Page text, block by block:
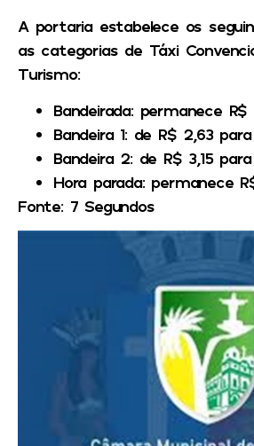
A portaria estabelece os
as categorias de Táxi
Turismo:
Bandeirada: permanece R$
Bandeira 1: de R$ 2,63
Bandeira 2: de R$ 3,15
Hora parada: permanece
Fonte: 7 Segundos